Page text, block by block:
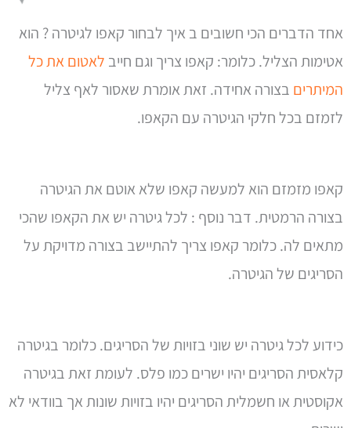
אחד הדברים הכי חשובים ב איך לבחור קאפו לגיטרה ? הוא
אטימות הצליל. כלומר: קאפו צריך וגם חייב לאטום את כל
המיתרים בצורה אחידה. זאת אומרת שאסור לאף צליל
לזמזם בכל חלקי הגיטרה עם הקאפו.
קאפו מזמזם הוא למעשה קאפו שלא אוטם את הגיטרה
בצורה הרמטית. דבר נוסף : לכל גיטרה יש את הקאפו שהכי
מתאים לה. כלומר קאפו צריך להתיישב בצורה מדויקת על
הסריגים של הגיטרה.
כידוע לכל גיטרה יש שוני בזויות של הסריגים. כלומר בגיטרה
קלאסית הסריגים יהיו ישרים כמו פלס. לעומת זאת בגיטרה
אקוסטית או חשמלית הסריגים יהיו בזויות שונות אך בוודאי לא